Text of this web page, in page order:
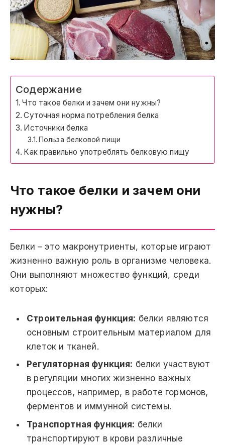
Содержание
Что такое белки и зачем они нужны?
Суточная норма потребления белка
Источники белка
Польза белковой пищи
Как правильно употреблять белковую пищу
Что такое белки и зачем они
нужны?
Белки – это макронутриенты, которые играют
жизненно важную роль в организме человека.
Они выполняют множество функций, среди
которых:
Строительная функция: белки являются
основным строительным материалом для
клеток и тканей.
Регуляторная функция: белки участвуют
в регуляции многих жизненно важных
процессов, например, в работе гормонов,
ферментов и иммунной системы.
Транспортная функция: белки
транспортируют в крови различные